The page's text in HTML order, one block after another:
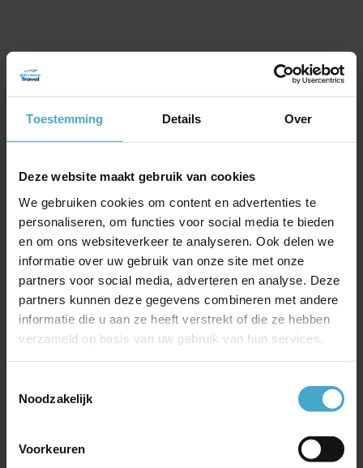
Toestemming Details Over
Deze website maakt gebruik van cookies
We gebruiken cookies om content en advertenties te
personaliseren, om functies voor social media te bieden
en om ons websiteverkeer te analyseren. Ook delen we
informatie over uw gebruik van onze site met onze
partners voor social media, adverteren en analyse. Deze
partners kunnen deze gegevens combineren met andere
informatie die u aan ze heeft verstrekt of die ze hebben
verzameld op basis van uw gebruik van hun services.
Noodzakelijk
Voorkeuren
Meest recente berichten
Jubileum- of incentivereis naar IJsland
On Business – corporate spaarprogramma van British
Airways
Goed geïnformeerd op reis met SafeToGo
China Southern Airlines
Gratis Emirates Chauffeurservice bij Business of First
Class ticket
Je hotels boeken via e-Business Travel; dit zijn de
Nieuwsupdate Emirates: gratis wifi, nieuwe A350 en
Jouw internationale treinreis onder controle met de